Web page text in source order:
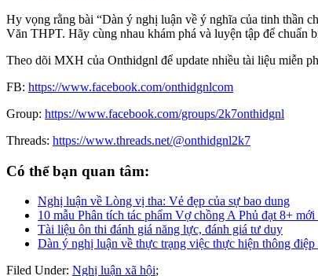
Hy vọng rằng bài “Dàn ý nghị luận về ý nghĩa của tinh thần
Văn THPT. Hãy cùng nhau khám phá và luyện tập để chuẩn
Theo dõi MXH của Onthidgnl để update nhiều tài liệu miễn
FB: https://www.facebook.com/onthidgnlcom
Group: https://www.facebook.com/groups/2k7onthidgnl
Threads: https://www.threads.net/@onthidgnl2k7
Có thể bạn quan tâm:
Nghị luận về Lòng vị tha: Vẻ đẹp của sự bao dung
10 mẫu Phân tích tác phẩm Vợ chồng A Phủ đạt 8+ mới
Tài liệu ôn thi đánh giá năng lực, đánh giá tư duy
Dàn ý nghị luận về thực trạng việc thực hiện thông
Filed Under: Nghị luận xã hội;